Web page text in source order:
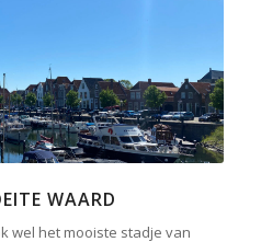
WAARD
wel het mooiste stadje van